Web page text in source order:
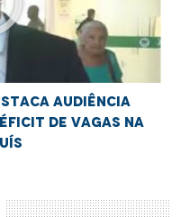
audiência
de vagas na